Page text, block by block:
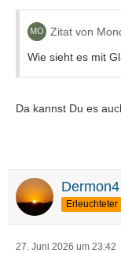
Zitat von
Wie sieht es mit
Da kannst Du es
Dermon4
Erleuchteter
27. Juni 2026 um 23:42